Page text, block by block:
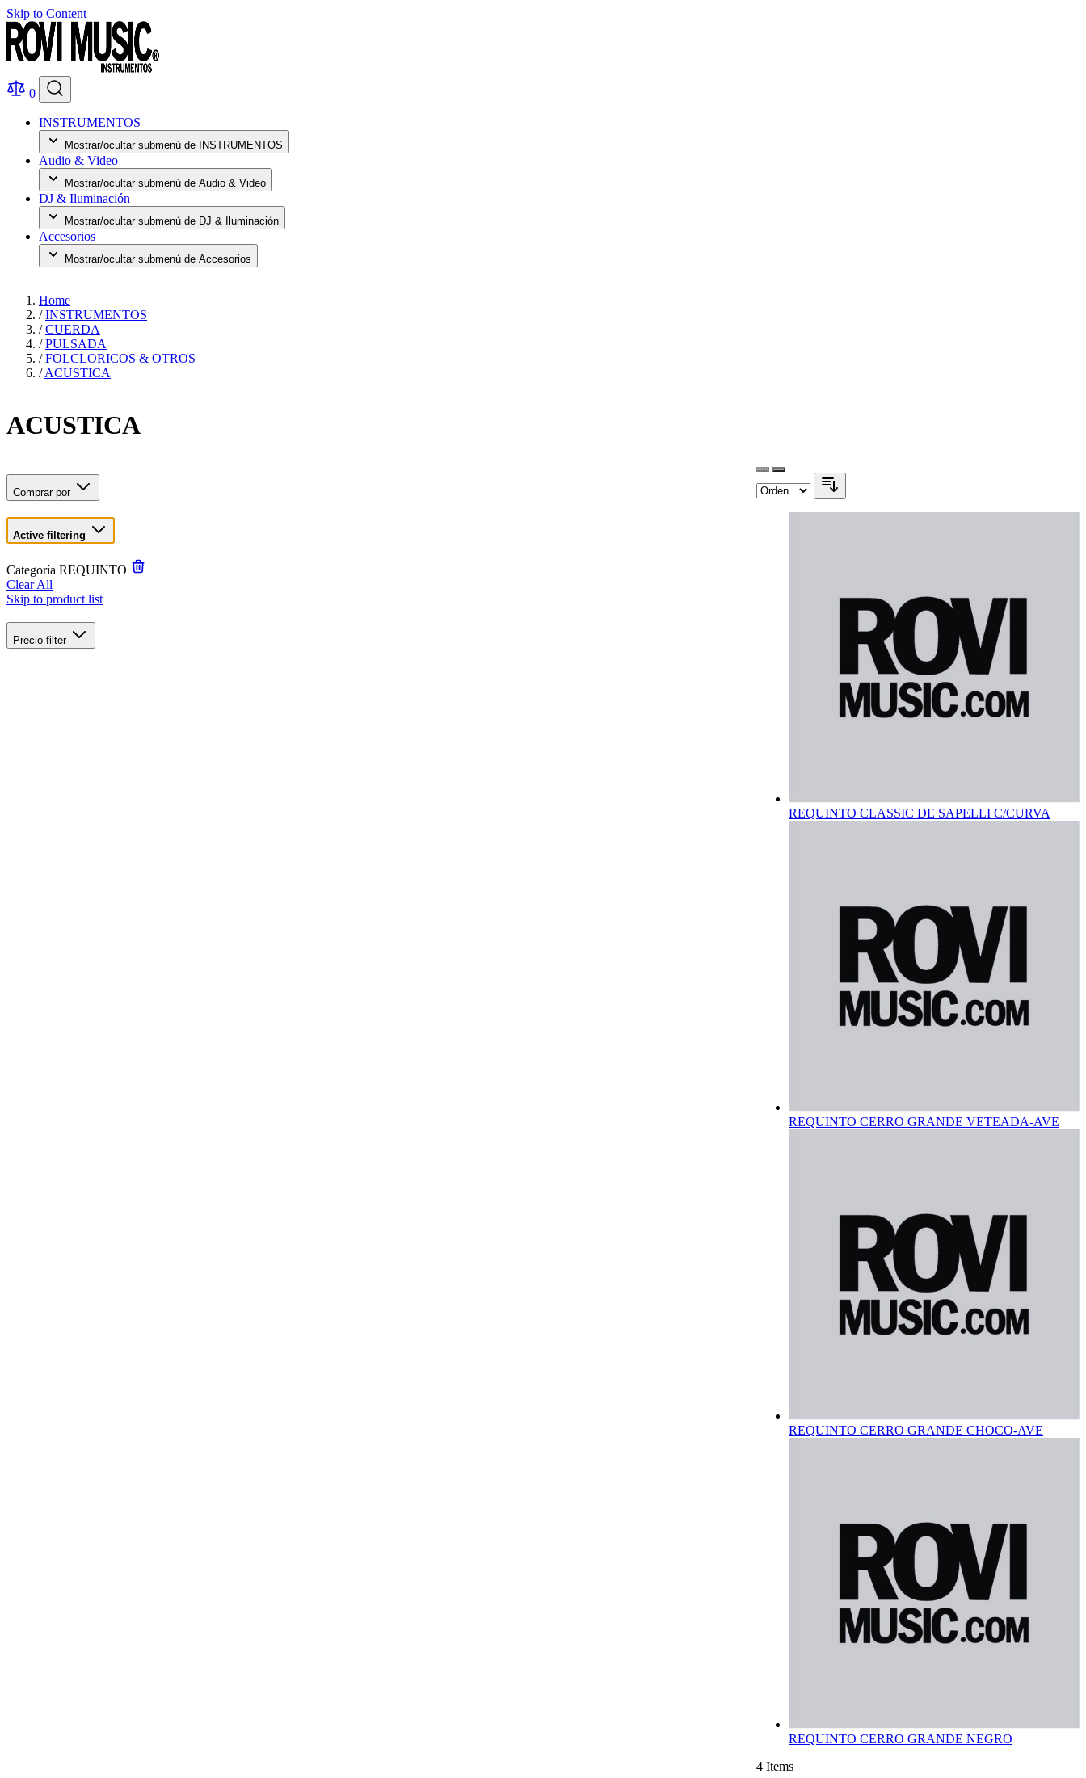
Skip to Content
0
INSTRUMENTOS
Mostrar/ocultar submenú de INSTRUMENTOS
Audio & Video
Mostrar/ocultar submenú de Audio & Video
DJ & Iluminación
Mostrar/ocultar submenú de DJ & Iluminación
Accesorios
Mostrar/ocultar submenú de Accesorios
Home
/ INSTRUMENTOS
/ CUERDA
/ PULSADA
/ FOLCLORICOS & OTROS
/ ACUSTICA
ACUSTICA
Comprar por
Active filtering
Categoría REQUINTO
Clear All
Skip to product list
Precio filter
REQUINTO CLASSIC DE SAPELLI C/CURVA
REQUINTO CERRO GRANDE VETEADA-AVE
REQUINTO CERRO GRANDE CHOCO-AVE
REQUINTO CERRO GRANDE NEGRO
4 Items